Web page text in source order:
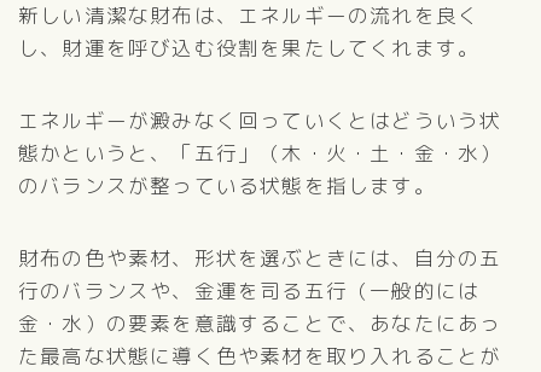
新しい清潔な財布は、エネルギーの流れを良く
し、財運を呼び込む役割を果たしてくれます。
エネルギーが澱みなく回っていくとはどういう状
態かというと、「五行」（木・火・土・金・水）
のバランスが整っている状態を指します。
財布の色や素材、形状を選ぶときには、自分の五
行のバランスや、金運を司る五行（一般的には
金・水）の要素を意識することで、あなたにあっ
た最高な状態に導く色や素材を取り入れることが